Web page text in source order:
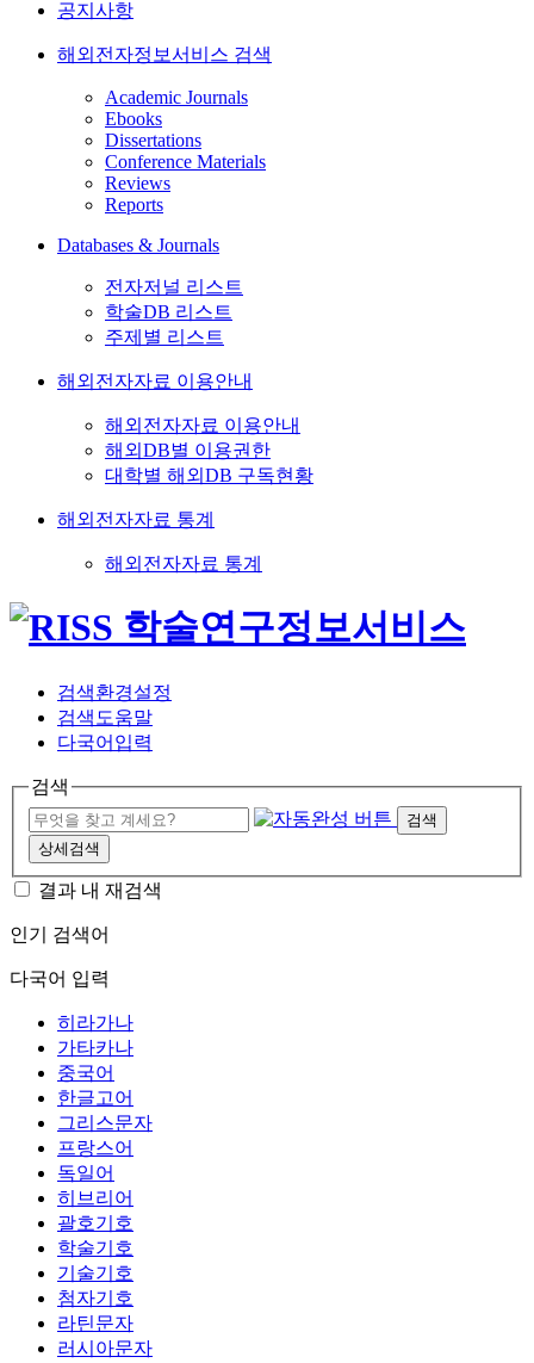
공지사항
해외전자정보서비스 검색
Academic Journals
Ebooks
Dissertations
Conference Materials
Reviews
Reports
Databases & Journals
전자저널 리스트
학술DB 리스트
주제별 리스트
해외전자자료 이용안내
해외전자자료 이용안내
해외DB별 이용권한
대학별 해외DB 구독현황
해외전자자료 통계
해외전자자료 통계
검색환경설정
검색도움말
다국어입력
검색
검색
상세검색
결과 내 재검색
인기 검색어
다국어 입력
히라가나
가타카나
중국어
한글고어
그리스문자
프랑스어
독일어
히브리어
괄호기호
학술기호
기술기호
첨자기호
라틴문자
러시아문자